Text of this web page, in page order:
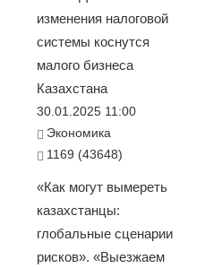
изменения налоговой
системы коснутся
малого бизнеса
Казахстана
30.01.2025 11:00
Экономика
1169 (43648)
«Как могут вымереть
казахстанцы:
глобальные сценарии
рисков». «Выезжаем